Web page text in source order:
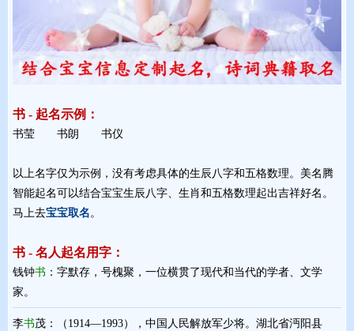
书 - 起名示例：
书莹 书朗 书仪
以上名字仅为示例，没有考虑具体的生辰八字和五格数理。美名腾
智能起名可以结合宝宝生辰八字、生肖和五格数理起出吉祥好名。
马上去宝宝取名。
书 - 名人起名用字：
钱钟书 ：字默存，号槐聚，一位横贯了现代和当代的学者、文学
家。
李书茂：（1914—1993），中国人民解放军少将。湖北省沔阳县